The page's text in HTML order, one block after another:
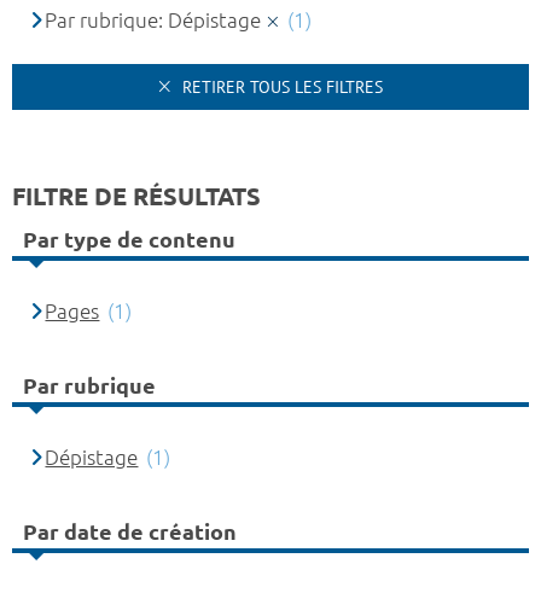
Par rubrique: Dépistage
(1)
RETIRER TOUS LES FILTRES
FILTRE DE RÉSULTATS
Par type de contenu
Pages (1)
Par rubrique
Dépistage (1)
Par date de création